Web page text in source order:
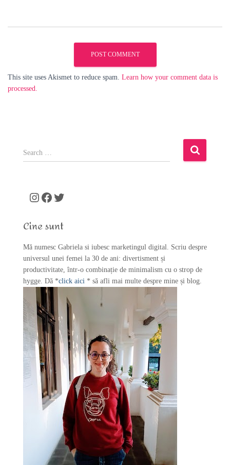
This site uses Akismet to reduce spam. Learn how your comment data is
processed.
S
e
o
:
Instagram Facebook Twitter
Cine sunt
Mă numesc Gabriela si iubesc marketingul digital. Scriu despre
universul unei femei la 30 de ani: divertisment și
productivitate, într-o combinație de minimalism cu o strop de
hygge. Dă *click aici * să afli mai multe despre mine și blog.